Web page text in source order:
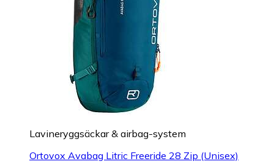
Lavineryggsäckar & airbag-system
Ortovox Avabag Litric Freeride 28 Zip (Unisex)